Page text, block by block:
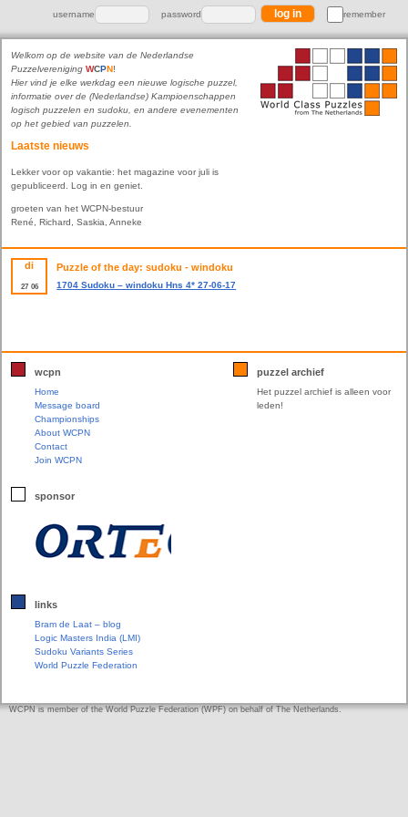
username password remember
Welkom op de website van de Nederlandse
Puzzelvereniging WCPN!
Hier vind je elke werkdag een nieuwe logische puzzel,
informatie over de (Nederlandse) Kampioenschappen
logisch puzzelen en sudoku, en andere evenementen
op het gebied van puzzelen.
Laatste nieuws
Lekker voor op vakantie: het magazine voor juli is
gepubliceerd. Log in en geniet.
groeten van het WCPN-bestuur
René, Richard, Saskia, Anneke
di
27 06
Puzzle of the day: sudoku - windoku
1704 Sudoku – windoku Hns 4* 27-06-17
wcpn
Home
Message board
Championships
About WCPN
Contact
Join WCPN
sponsor
links
Bram de Laat – blog
Logic Masters India (LMI)
Sudoku Variants Series
World Puzzle Federation
puzzel archief
Het puzzel archief is alleen voor
leden!
WCPN is member of the World Puzzle Federation (WPF) on behalf of The Netherlands.